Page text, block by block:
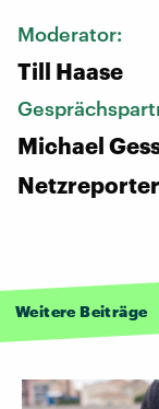
Moderator:
Till Haase
Michael
Netzreporter
Weitere Beiträge